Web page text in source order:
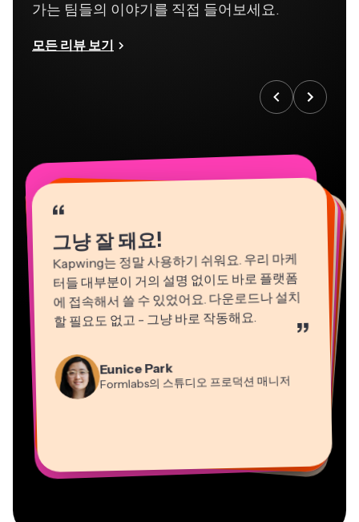
가는 팀들의 이야기를 직접 들어보세요.
모든 리뷰 보기
“
그냥 잘 돼요!
Kapwing는 정말 사용하기 쉬워요. 우리 마케
터들 대부분이 거의 설명 없이도 바로 플랫폼
에 접속해서 쓸 수 있었어요. 다운로드나 설치
할 필요도 없고 - 그냥 바로 작동해요. ”
Eunice Park
Formlabs의 스튜디오 프로덕션 매니저
“
“
Panos Papagapiou
“
Gracie Peng
“
영상 편집기
“
컨설턴트
“
Dina Segovia